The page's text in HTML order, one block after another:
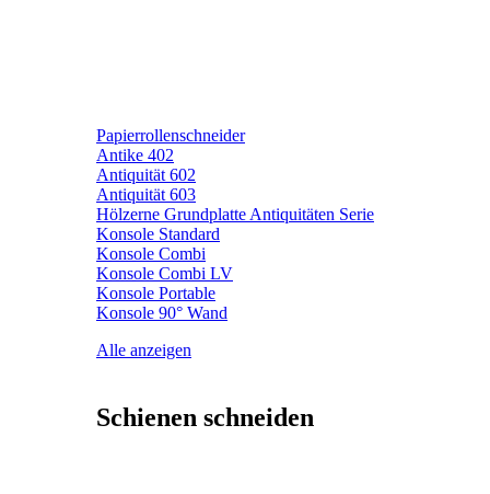
Papierrollenschneider
Antike 402
Antiquität 602
Antiquität 603
Hölzerne Grundplatte Antiquitäten Serie
Konsole Standard
Konsole Combi
Konsole Combi LV
Konsole Portable
Konsole 90° Wand
Alle anzeigen
Schienen schneiden